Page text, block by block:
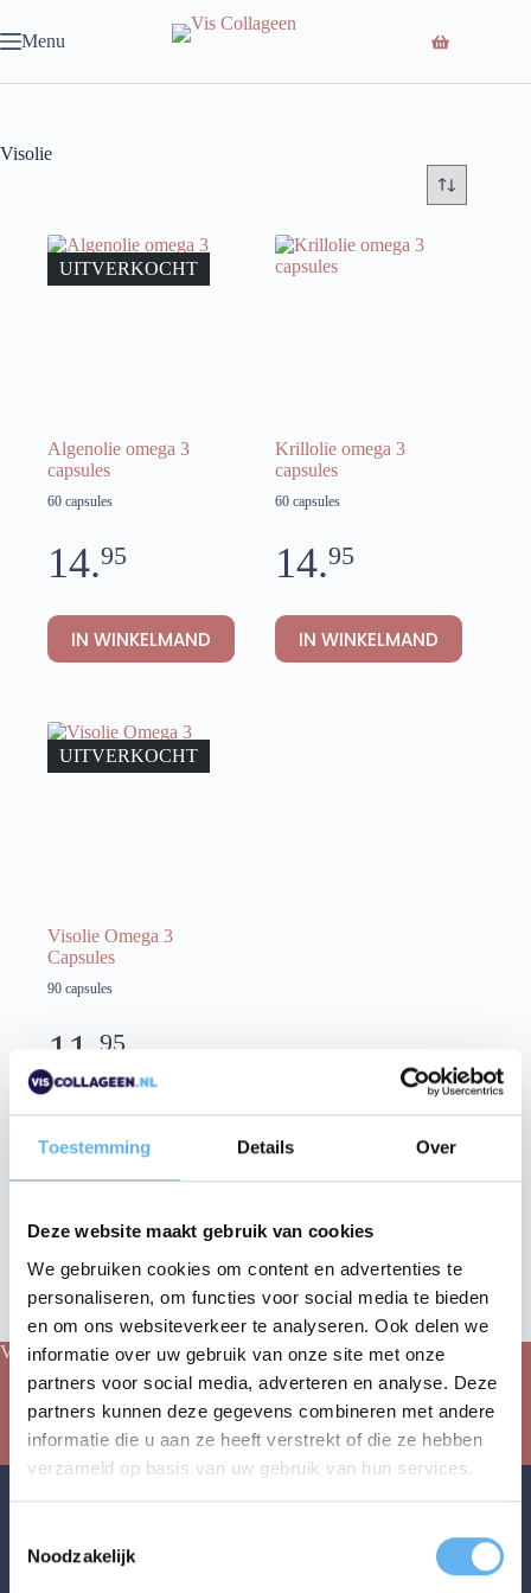
Toestemming Details Over
Deze website maakt gebruik van cookies
We gebruiken cookies om content en advertenties te
personaliseren, om functies voor social media te bieden
en om ons websiteverkeer te analyseren. Ook delen we
informatie over uw gebruik van onze site met onze
partners voor social media, adverteren en analyse. Deze
partners kunnen deze gegevens combineren met andere
informatie die u aan ze heeft verstrekt of die ze hebben
verzameld op basis van uw gebruik van hun services.
Noodzakelijk
naar
de
Menu
Visolie
UITVERKOCHT
Algenolie omega 3
capsules
60 capsules
14.95
IN WINKELMAND
Krillolie omega 3
capsules
60 capsules
14.95
IN WINKELMAND
UITVERKOCHT
Visolie Omega 3
Capsules
90 capsules
11. 95
Vanaf € 50,- gratis verzending!
MELD JE AAN VOOR ONZE NIEUWSBRIEF